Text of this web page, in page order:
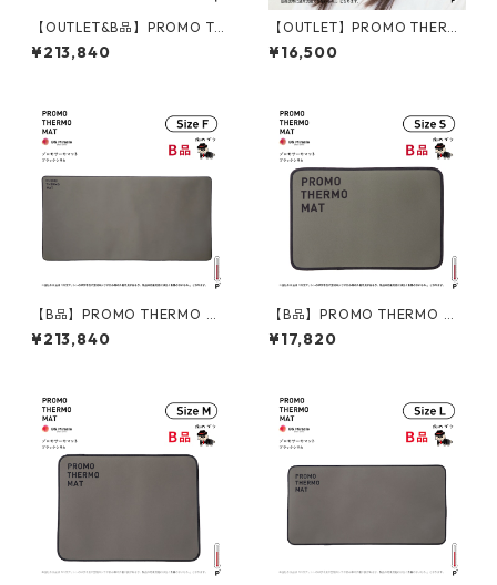
【OUTLET&B品】PROMO TH
ERMO MAT プロモサーモマッ
ト ブラックシリカ Fサイズ ラ
¥213,840
【OUTLET】PROMO THERM
O EYES プロモサーモアイズ
ブラックシリカ プレミアム ア
¥16,500
【B品】PROMO THERMO MA
T プロモサーモマット ブラッ
クシリカ Fサイズ
¥213,840
【B品】PROMO THERMO MA
T プロモサーモマット ブラッ
クシリカ Sサイズ
¥17,820